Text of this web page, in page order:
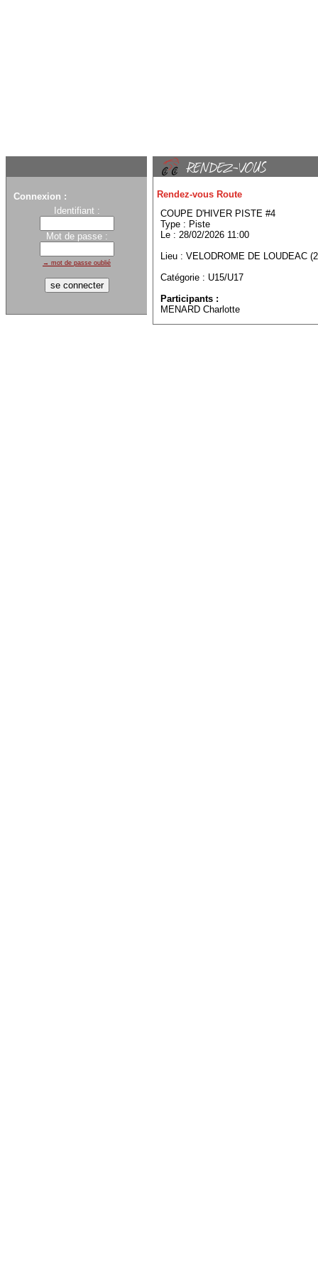
Connexion :
Identifiant :
Mot de passe :
→ mot de passe oublié
Rendez-vous Route
COUPE D'HIVER PISTE #4
Type : Piste
Le : 28/02/2026 11:00
Lieu : VELODROME DE LOUDEAC
Catégorie : U15/U17
Participants :
MENARD Charlotte